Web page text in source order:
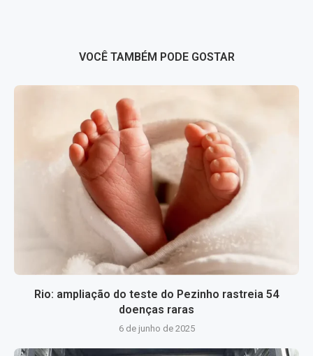
VOCÊ TAMBÉM PODE GOSTAR
Rio: ampliação do teste do Pezinho rastreia 54
doenças raras
6 de junho de 2025